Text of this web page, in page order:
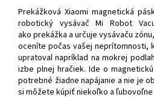
Prekážková Xiaomi magnetická
robotický vysávač Mi Robot
ako prekážka a určuje vysávaču
oceníte počas vašej neprítomnosti,
upratoval napríklad na mokrej
izbe plnej hračiek. Ide o
potrebné žiadne napájanie a nie je
si môžete kúpiť niekoľko a ľubovoľne